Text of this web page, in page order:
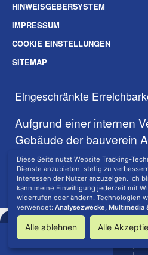
Eingeschränkte
Aufgrund einer internen
Gebäude der bauverein
den 18.08.2026
Die telefonische Erreichbarkeit
Seite vorlesen lassen:
MENÜ BARRIEREFREIHEIT
HINWEISGEBERSYSTEM
IMPRESSUM
COOKIE EINSTELLUNGEN
SITEMAP
© 2026 BAUVEREIN AG DARMSTADT
Diese Seite nutzt Website Tracking-
Dienste anzubieten, stetig zu
Interessen der Nutzer anzuzeigen. Ich
kann meine Einwilligung jederzeit mit
widerrufen oder ändern. Technologien
verwendet: Analysezwecke, Multimedia
Alle ablehnen Alle